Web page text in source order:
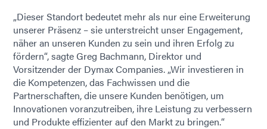
„Dieser Standort bedeutet mehr als nur eine Erweiterung
unserer Präsenz – sie unterstreicht unser Engagement,
näher an unseren Kunden zu sein und ihren Erfolg zu
fördern“, sagte Greg Bachmann, Direktor und
Vorsitzender der Dymax Companies. „Wir investieren in
die Kompetenzen, das Fachwissen und die
Partnerschaften, die unsere Kunden benötigen, um
Innovationen voranzutreiben, ihre Leistung zu verbessern
und Produkte effizienter auf den Markt zu bringen.“